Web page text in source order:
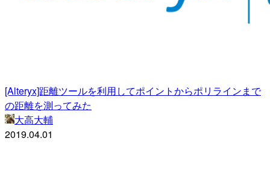
[Alteryx]距離ツールを利用してポイントからポリラインまで
の距離を測ってみた
大高大輔
2019.04.01